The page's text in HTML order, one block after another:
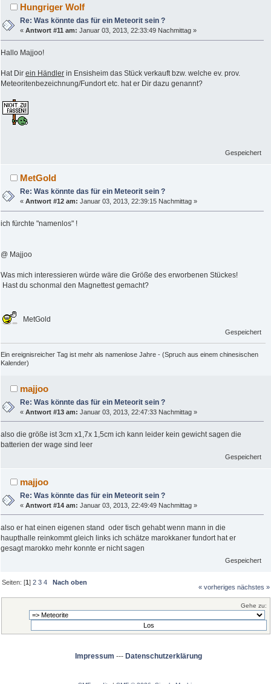
Hungriger Wolf
Re: Was könnte das für ein Meteorit sein ?
«Antwort #11 am: Januar 03, 2013, 22:33:49 Nachmittag »
Hallo Majjoo!
Hat Dir ein Händler in Ensisheim das Stück verkauft bzw. welche ev. prov.
Meteoritenbezeichnung/Fundort etc. hat er Dir dazu genannt?
Gespeichert
MetGold
Re: Was könnte das für ein Meteorit sein ?
«Antwort #12 am: Januar 03, 2013, 22:39:15 Nachmittag »
ich fürchte "namenlos" !
@ Majjoo
Was mich interessieren würde wäre die Größe des erworbenen Stückes!
Hast du schonmal den Magnettest gemacht?
MetGold
Gespeichert
Ein ereignisreicher Tag ist mehr als namenlose Jahre - (Spruch aus einem chinesischen
Kalender)
majjoo
Re: Was könnte das für ein Meteorit sein ?
«Antwort #13 am: Januar 03, 2013, 22:47:33 Nachmittag »
also die größe ist 3cm x1,7x 1,5cm ich kann leider kein gewicht sagen die
batterien der wage sind leer
Gespeichert
majjoo
Re: Was könnte das für ein Meteorit sein ?
«Antwort #14 am: Januar 03, 2013, 22:49:49 Nachmittag »
also er hat einen eigenen stand oder tisch gehabt wenn mann in die
haupthalle reinkommt gleich links ich schätze marokkaner fundort hat er
gesagt marokko mehr konnte er nicht sagen
Gespeichert
Seiten: [1]2 3 4 Nach oben
« vorheriges nächstes »
Gehe zu:
Impressum --- Datenschutzerklärung